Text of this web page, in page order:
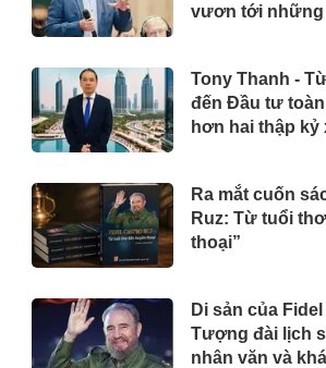
vươn tới những
Tony Thanh -
đến Đầu tư
hơn hai thập
Ra mắt cuốn
Ruz: Từ tuổi
thoại”
Di sản của
Tượng đài lịch
nhân văn và